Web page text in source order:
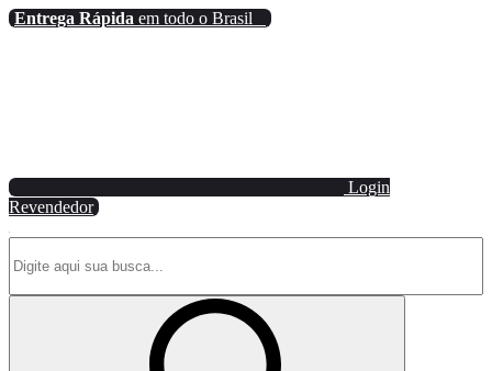
Entrega Rápida em todo o Brasil
Login
Revendedor